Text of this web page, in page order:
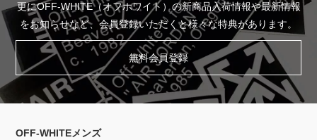
更にOFF-WHITE（オフホワイト）の新商品入荷情報や最新情報
をお知らせなど、会員登録いただくと様々な特典があります。
無料会員登録
OFF-WHITEメンズ